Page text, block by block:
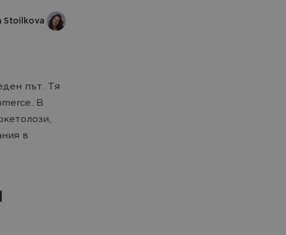
Stoilkova
път. Тя
В
в